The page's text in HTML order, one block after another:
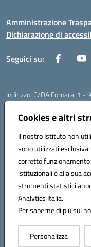
Cookies e altri
Il nostro Istituto non
sono utilizzati
corretto
istituzionali e alla sua
strumenti statistici
Analytics Italia.
Per saperne di più sul
Personalizza
Amministrazione
Dichiarazione di
Seguici su:
Indirizzo: C/DA Fornara, 1 -
Centralino:
Posta elettronica
Codice fiscale:
Codice meccanografico:
Codice Indice delle
Codice unico di fatturazione
Hosting &
Concept